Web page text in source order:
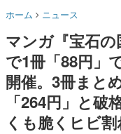
ゲームに多
日本のコン
画です。
日本モ
日本のモ
ルを網羅
解説を掲
若ゲの
ムも搭載
ホーム ニュース
マンガ『宝石
で1冊「88円」
開催。3冊まと
「264円」と破
くも脆くヒビ